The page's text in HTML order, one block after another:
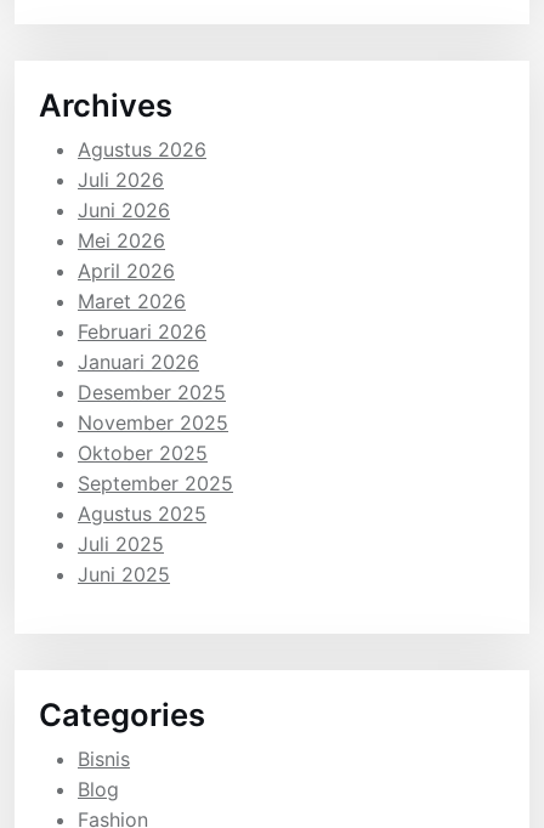
Archives
Agustus 2026
Juli 2026
Juni 2026
Mei 2026
April 2026
Maret 2026
Februari 2026
Januari 2026
Desember 2025
November 2025
Oktober 2025
September 2025
Agustus 2025
Juli 2025
Juni 2025
Categories
Bisnis
Blog
Fashion